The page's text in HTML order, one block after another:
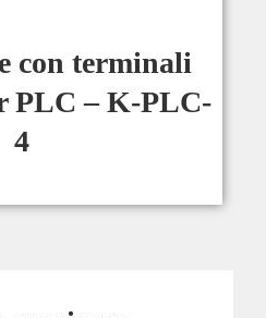
con terminali
PLC – K-PLC-
4